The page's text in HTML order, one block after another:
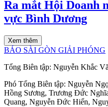
Ra mắt Hội Doanh
vực Bình Dương
Xem thêm
BÁO SÀI GÒN GIẢI PHÓNG
Tổng Biên tập: Nguyễn Khắc
Phó Tổng Biên tập: Nguyễn
Hồng Sương, Trương Đức
Quang, Nguyễn Đức Hiển,